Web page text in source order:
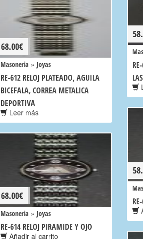
68.00€
Masoneria » Joyas
RE-612 RELOJ PLATEADO, AGUILA
BICEFALA, CORREA METALICA
DEPORTIVA
Leer más
68.00€
Masoneria » Joyas
RE-614 RELOJ PIRAMIDE Y OJO
Añadir al carrito